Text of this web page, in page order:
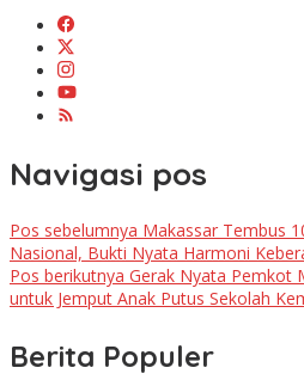
Navigasi pos
Pos sebelumnya Makassar Tembus
Nasional, Bukti Nyata Harmoni
Pos berikutnya Gerak Nyata Pemkot
untuk Jemput Anak Putus Sekolah
Berita Populer